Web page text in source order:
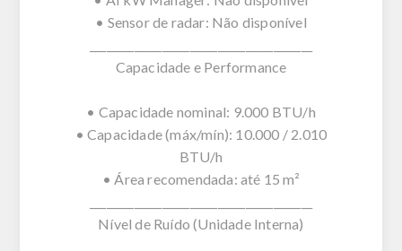
• Sensor de radar: Não disponível
Capacidade e Performance
• Capacidade nominal: 9.000 BTU/h
• Capacidade (máx/mín): 10.000 / 2.010
BTU/h
• Área recomendada: até 15 m²
Nível de Ruído (Unidade Interna)